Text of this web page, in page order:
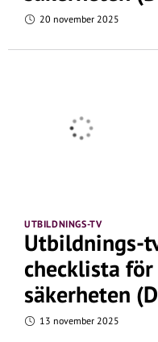
20 november 2025
UTBILDNINGS-TV
Utbildnings-
checklista
säkerheten
13 november 2025